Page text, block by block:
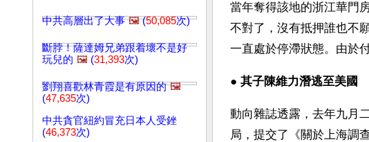
中共高層出了大事 🖼️(50,085次)
斷脖！薩達姆兄弟跟着壞不是好
玩兒的 🖼️ (31,393次)
劉翔喜歡林青霞是有原因的 🖼️
(47,635次)
中共貪官紐約冒充日本人受銼
(46,373次)
當年奪得該地的浙江華門
不對了，沒有抵押誰也不
一直處於停滯狀態。由於
● 其子陳維力潛逃至美國
動向雜誌透露，去年九月
局，提交了《關於上海調